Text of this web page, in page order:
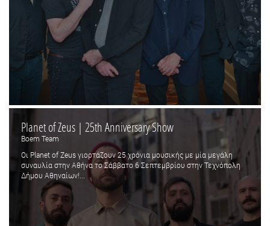
Planet of Zeus | 25th Anniversary Show
Boem Team
Οι Planet of Zeus γιορτάζουν 25 χρόνια μουσικής με μία μεγάλη
συναυλία στην Αθήνα το Σάββατο 6 Σεπτεμβρίου στην Τεχνόπολη
Δήμου Αθηναίων!...